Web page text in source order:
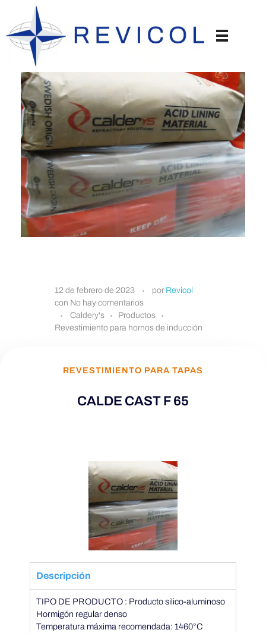
C
A
T
F
12 de febrero de 2023 por Revicol
con No hay comentarios
Caldery's
Productos
Revestimiento para hornos de inducción
REVESTIMIENTO PARA TAPAS
CALDE CAST F 65
Descripción
TIPO DE PRODUCTO : Producto silico-aluminoso
Hormigón regular denso
Temperatura máxima recomendada: 1460°C